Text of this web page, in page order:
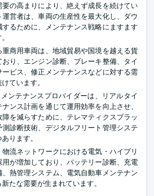
要の高まりにより、絶えず成長を続けてい
運営者は、車両の生産性を最大化し、ダウ
するために、メンテナンス戦略にますます
重商用車両は、地域貿易や国境を越える貨
り、エンジン診断、ブレーキ整備、タイ
ービス、修正メンテナンスなどに対する需
ています。
メンテナンスプロバイダーは、リアルタイ
ンス計画を通じて運用効率を向上させ、
を減らすために、テレマティクスプラッ
測診断技術、デジタルフリート管理システ
ります。
物流ネットワークにおける電気・ハイブリ
用が増加しており、バッテリー診断、充電
、熱管理システム、電気自動車メンテナン
たな需要が生まれています。